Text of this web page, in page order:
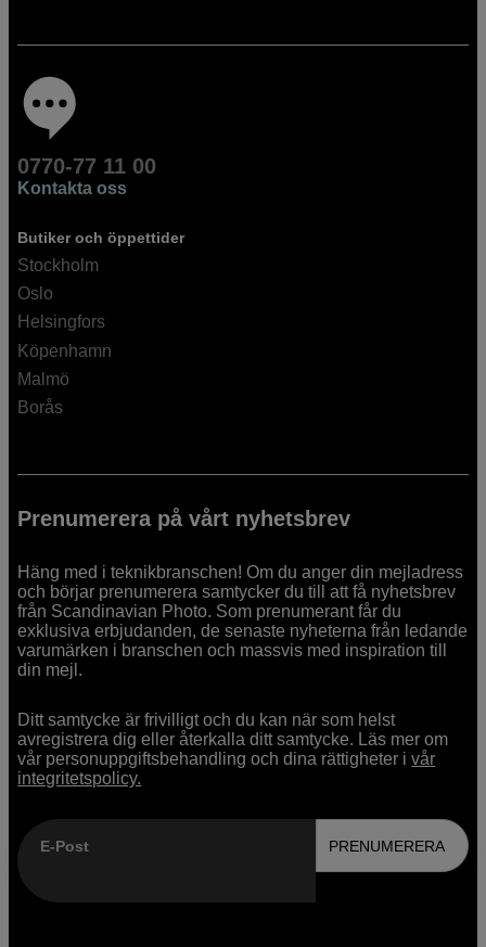
0770-77 11 00
Kontakta oss
Butiker och öppettider
Stockholm
Oslo
Helsingfors
Köpenhamn
Malmö
Borås
Prenumerera på vårt nyhetsbrev
Häng med i teknikbranschen! Om du anger din mejladress
och börjar prenumerera samtycker du till att få nyhetsbrev
från Scandinavian Photo. Som prenumerant får du
exklusiva erbjudanden, de senaste nyheterna från ledande
varumärken i branschen och massvis med inspiration till
din mejl.
Ditt samtycke är frivilligt och du kan när som helst
avregistrera dig eller återkalla ditt samtycke. Läs mer om
vår personuppgiftsbehandling och dina rättigheter ivår
integritetspolicy.
E-Post PRENUMERERA